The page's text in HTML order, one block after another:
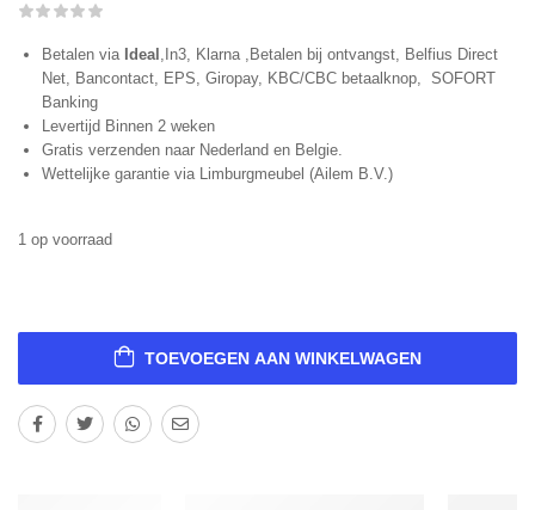
Betalen via Ideal ,In3, Klarna ,Betalen bij ontvangst, Belfius Direct
Net, Bancontact, EPS, Giropay, KBC/CBC betaalknop, SOFORT
Banking
Levertijd Binnen 2 weken
Gratis verzenden naar Nederland en Belgie.
Wettelijke garantie via Limburgmeubel (Ailem B.V.)
1 op voorraad
TOEVOEGEN AAN WINKELWAGEN